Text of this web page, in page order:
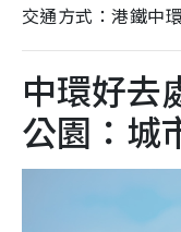
交通方式：港鐵中
中環好去
公園：城